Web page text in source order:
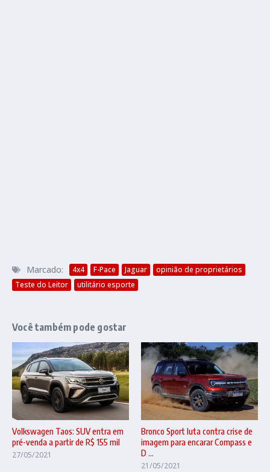
Marcado: 4x4 F-Pace Jaguar
opinião de proprietários
Teste do Leitor
utilitário esporte
Você também pode gostar
Volkswagen Taos: SUV entra em
pré-venda a partir de R$ 155 mil
27/05/2021
Bronco Sport luta contra crise de
imagem para encarar Compass e
D ...
21/05/2021